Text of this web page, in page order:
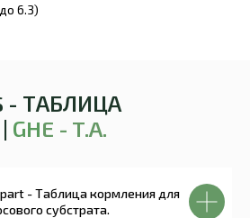
6.3)
- ТАБЛИЦА
GHE - T.A.
- Таблица кормления для
субстрата.